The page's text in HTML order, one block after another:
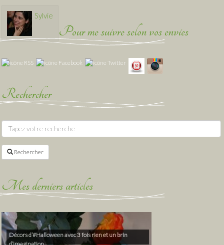
Sylvie
Pour me suivre selon vos envies
Rechercher
Rechercher
Mes derniers articles
Décors d’#Halloween avec 3 fois rien et un brin
d’imagination